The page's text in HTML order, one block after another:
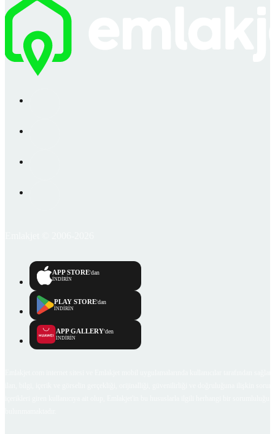
APP STORE'dan
İNDİRİN
PLAY STORE'dan
İNDİRİN
APP GALLERY'den
İNDİRİN